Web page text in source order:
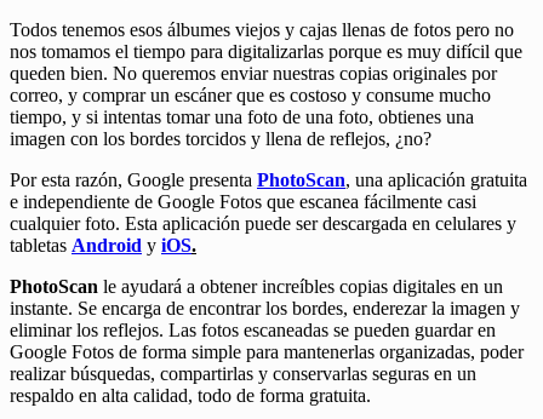
Todos tenemos esos álbumes viejos y cajas llenas de fotos pero no
nos tomamos el tiempo para digitalizarlas porque es muy difícil que
queden bien. No queremos enviar nuestras copias originales por
correo, y comprar un escáner que es costoso y consume mucho
tiempo, y si intentas tomar una foto de una foto, obtienes una
imagen con los bordes torcidos y llena de reflejos, ¿no?
Por esta razón, Google presenta PhotoScan, una aplicación gratuita
e independiente de Google Fotos que escanea fácilmente casi
cualquier foto. Esta aplicación puede ser descargada en celulares y
tabletas Android y iOS.
PhotoScan le ayudará a obtener increíbles copias digitales en un
instante. Se encarga de encontrar los bordes, enderezar la imagen y
eliminar los reflejos. Las fotos escaneadas se pueden guardar en
Google Fotos de forma simple para mantenerlas organizadas, poder
realizar búsquedas, compartirlas y conservarlas seguras en un
respaldo en alta calidad, todo de forma gratuita.